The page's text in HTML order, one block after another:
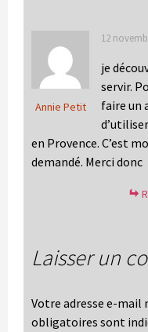
Annie Petit
12
je
servir.
faire un
en Provence. C’est
demandé. Merci donc
Laisser un
Votre adresse e-mail
obligatoires sont